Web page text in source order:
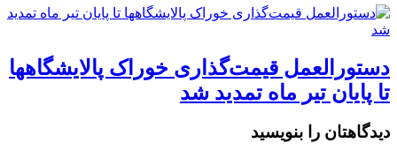
دستورالعمل قیمت‌گذاری خوراک پالایشگاهها
تا پایان تیر ماه تمدید شد
دیدگاهتان را بنویسید